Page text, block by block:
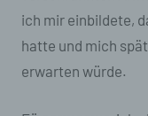
ich mir einbildete,
hatte und mich
erwarten würde.
Hinzuziehung